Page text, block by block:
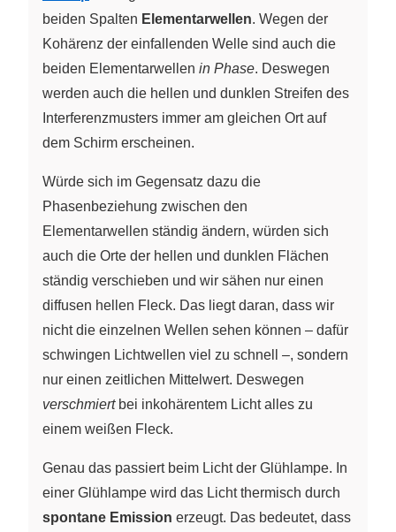
beiden Spalten Elementarwellen. Wegen der
Kohärenz der einfallenden Welle sind auch die
beiden Elementarwellen in Phase. Deswegen
werden auch die hellen und dunklen Streifen des
Interferenzmusters immer am gleichen Ort auf
dem Schirm erscheinen.
Würde sich im Gegensatz dazu die
Phasenbeziehung zwischen den
Elementarwellen ständig ändern, würden sich
auch die Orte der hellen und dunklen Flächen
ständig verschieben und wir sähen nur einen
diffusen hellen Fleck. Das liegt daran, dass wir
nicht die einzelnen Wellen sehen können – dafür
schwingen Lichtwellen viel zu schnell –, sondern
nur einen zeitlichen Mittelwert. Deswegen
verschmiertbei inkohärentem Licht alles zu
einem weißen Fleck.
Genau das passiert beim Licht der Glühlampe. In
einer Glühlampe wird das Licht thermisch durch
spontane Emission erzeugt. Das bedeutet, dass